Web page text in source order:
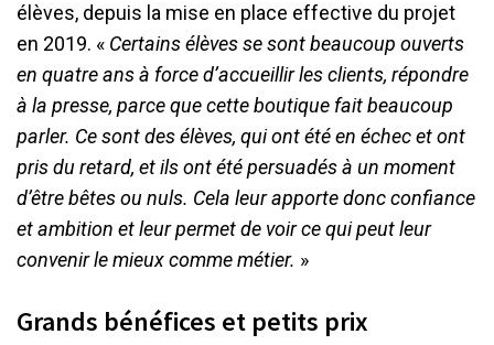
élèves, depuis la mise en place effective du projet
en 2019. « Certains élèves se sont beaucoup ouverts
en quatre ans à force d’accueillir les clients, répondre
à la presse, parce que cette boutique fait beaucoup
parler. Ce sont des élèves, qui ont été en échec et ont
pris du retard, et ils ont été persuadés à un moment
d’être bêtes ou nuls. Cela leur apporte donc confiance
et ambition et leur permet de voir ce qui peut leur
convenir le mieux comme métier. »
Grands bénéfices et petits prix